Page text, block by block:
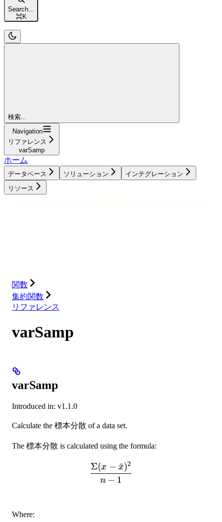
Search...
⌘K
検索...
Navigation
リファレンス
varSamp
ホーム
データベース ソリューション
インテグレーション
リソース
関数
集約関数
リファレンス
varSamp
varSamp
Introduced in: v1.1.0
Calculate the 標本分散 of a data set.
The 標本分散 is calculated using the formula:
\frac{\Sigma{(x -
n − 1
Σ(x − x
ˉ)2
Where: